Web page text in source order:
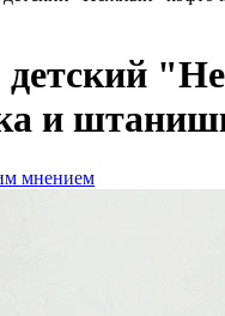
детский
и
мнением